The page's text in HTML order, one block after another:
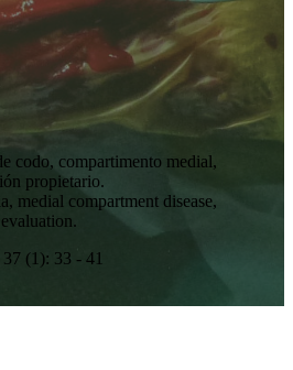
codo, compartimento medial,
propietario.
medial compartment disease,
37 (1): 33 - 41